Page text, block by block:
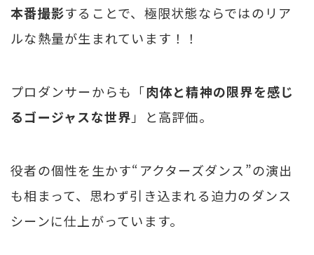
本番撮影することで、極限状態ならではのリア
ルな熱量が生まれています！！
プロダンサーからも「肉体と精神の限界を感じ
るゴージャスな世界 」と高評価。
役者の個性を生かす“アクターズダンス”の演出
も相まって、思わず引き込まれる迫力のダンス
シーンに仕上がっています。